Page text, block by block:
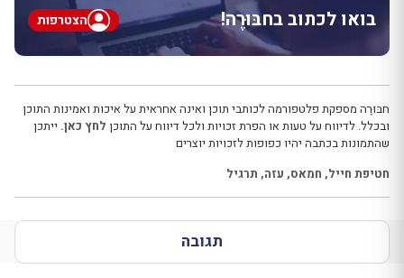
בואו לכתוב בחבּוּרֶה! הצטרפות
חבּוּרֶה מספקת פלטפורמה לכותבי תוכן ואינה אחראית על איכות ואמינות התוכן
ובכלל. לדיווח על טעות או הפרת זכויות ולכל דיווח על התוכן לחץ כאן. ייתכן
שהתמונות בכתבה יהיו כפופות לזכויות יוצרים
חטיפת חייל, חמאס, עזה, תרגיל
תגובה